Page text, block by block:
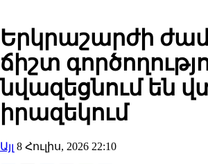
Երկրաշարժի
ճիշտ
նվազեցնում են
իրազեկում
Այլ 8 Հուլիս, 2026 22:10